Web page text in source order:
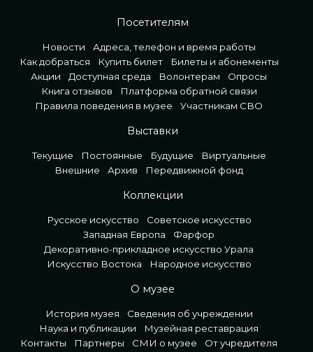
Посетителям
Новости
Адреса, телефон и время работы
Как добраться
Купить билет
Билеты и абонементы
Акции
Доступная среда Волонтерам
Опросы
Книга отзывов
Платформа обратной связи
Правила поведения в музее
Участникам СВО
Выставки
Текущие Постоянные Будущие
Виртуальные
Внешние
Архив Передвижной фонд
Коллекции
Русское искусство
Советское искусство
Западная Европа
Фарфор
Декоративно-прикладное искусство Урала
Искусство Востока
Народное искусство
О музее
История музея
Сведения об учреждении
Наука и публикации
Музейная реставрация
Контакты
Партнеры СМИ о музее От учредителя